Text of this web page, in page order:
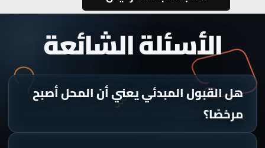
الأسئلة الشائعة
هل القبول المبدئي يعني أن المحل أصبح
مرخصًا؟